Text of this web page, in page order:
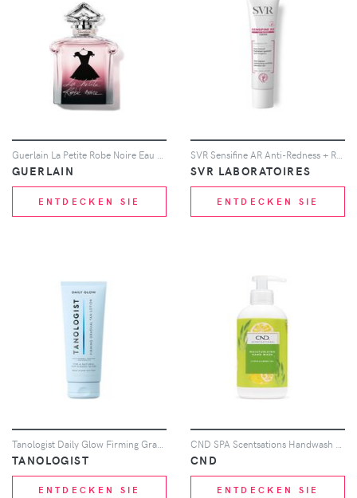
Guerlain La Petite Robe Noire Eau De Parfum 100ml
GUERLAIN
ENTDECKEN SIE
SVR Sensifine AR Anti-Redness + Rosacea Cream - 40ml
SVR LABORATOIRES
ENTDECKEN SIE
TANOLOGIST
ENTDECKEN SIE
CND
ENTDECKEN SIE